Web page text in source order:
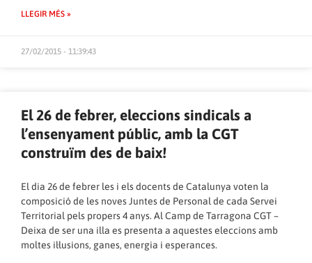
LLEGIR MÉS »
27/02/2015 - 11:39:43
El 26 de febrer, eleccions sindicals a
l’ensenyament públic, amb la CGT
construïm des de baix!
El dia 26 de febrer les i els docents de Catalunya voten la
composició de les noves Juntes de Personal de cada Servei
Territorial pels propers 4 anys. Al Camp de Tarragona CGT –
Deixa de ser una illa es presenta a aquestes eleccions amb
moltes il·lusions, ganes, energia i esperances.